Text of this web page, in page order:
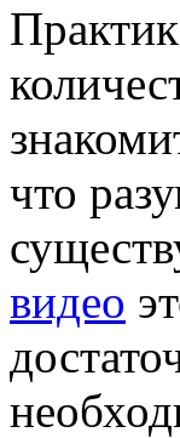
что
видео